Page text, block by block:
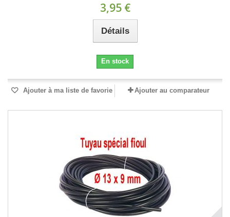
3,95 €
Détails
En stock
Ajouter à ma liste de favorie Ajouter au comparateur